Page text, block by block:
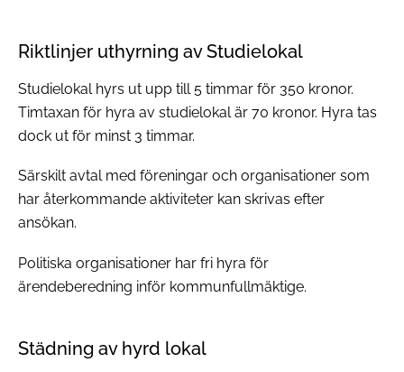
Riktlinjer uthyrning av Studielokal
Studielokal hyrs ut upp till 5 timmar för 350 kronor.
Timtaxan för hyra av studielokal är 70 kronor. Hyra tas
dock ut för minst 3 timmar.
Särskilt avtal med föreningar och organisationer som
har återkommande aktiviteter kan skrivas efter
ansökan.
Politiska organisationer har fri hyra för
ärendeberedning inför kommunfullmäktige.
Städning av hyrd lokal